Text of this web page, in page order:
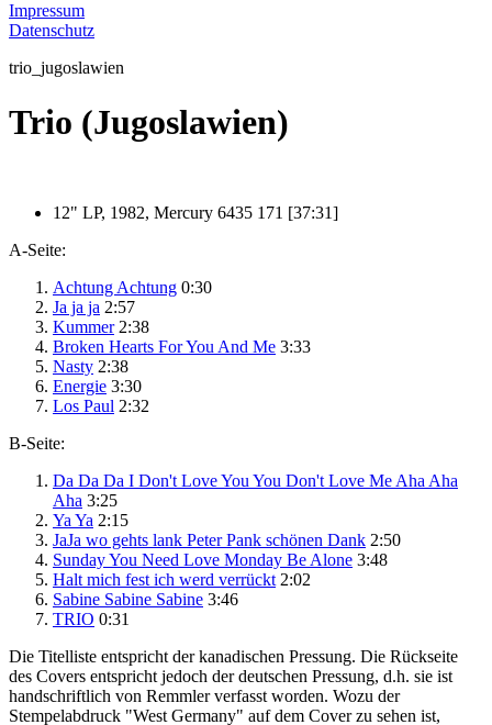
Impressum
Datenschutz
trio_jugoslawien
Trio (Jugoslawien)
12" LP, 1982, Mercury 6435 171 [37:31]
A-Seite:
Achtung Achtung 0:30
Ja ja ja 2:57
Kummer2:38
Broken Hearts For You And Me 3:33
Nasty 2:38
Energie 3:30
Los Paul 2:32
B-Seite:
Da Da Da I Don't Love You You Don't Love Me Aha Aha
Aha 3:25
Ya Ya 2:15
JaJa wo gehts lank Peter Pank schönen Dank 2:50
Sunday You Need Love Monday Be Alone 3:48
Halt mich fest ich werd verrückt 2:02
Sabine Sabine Sabine 3:46
TRIO 0:31
Die Titelliste entspricht der kanadischen Pressung. Die Rückseite
des Covers entspricht jedoch der deutschen Pressung, d.h. sie ist
handschriftlich von Remmler verfasst worden. Wozu der
Stempelabdruck "West Germany" auf dem Cover zu sehen ist,